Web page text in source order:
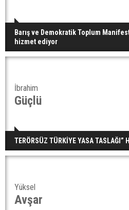
Barış ve Demokratik Toplum
hizmet ediyor
İbrahim
Güçlü
TERÖRSÜZ TÜRKİYE YASA TASLAĞI”
Yüksel
Avşar